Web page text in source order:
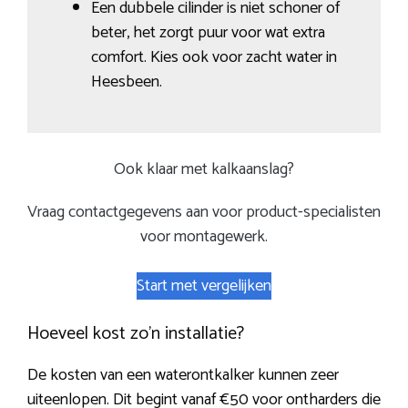
Een dubbele cilinder is niet schoner of
beter, het zorgt puur voor wat extra
comfort. Kies ook voor zacht water in
Heesbeen.
Ook klaar met kalkaanslag?
Vraag contactgegevens aan voor product-specialisten
voor montagewerk.
Start met vergelijken
Hoeveel kost zo’n installatie?
De kosten van een waterontkalker kunnen zeer
uiteenlopen. Dit begint vanaf €50 voor ontharders die